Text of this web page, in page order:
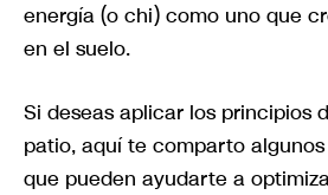
energía (o chi) como uno que
en el suelo.
Si deseas aplicar los principios
patio, aquí te comparto
que pueden ayudarte a